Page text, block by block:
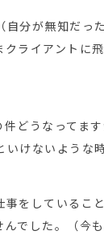
分が無知だっ
ライアントに
どうなってま
けないような
をしているこ
でした。（今